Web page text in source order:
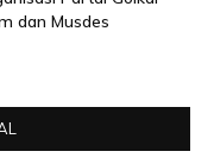
dan Musdes